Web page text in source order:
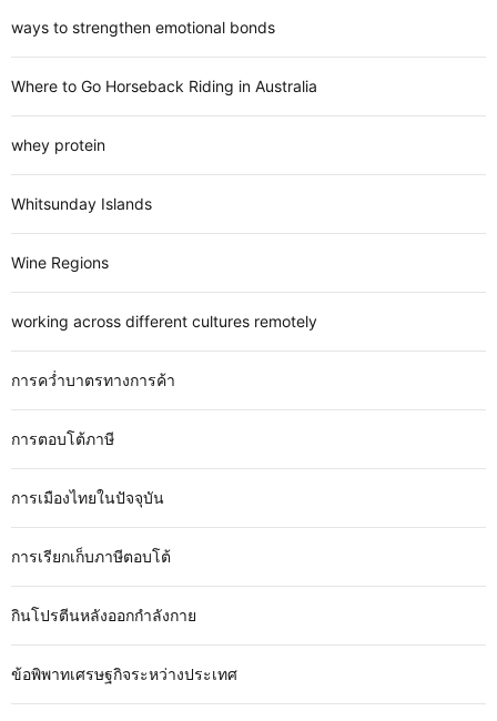
ways to strengthen emotional bonds
Where to Go Horseback Riding in Australia
whey protein
Whitsunday Islands
Wine Regions
working across different cultures remotely
การคว่ำบาตรทางการค้า
การตอบโต้ภาษี
การเมืองไทยในปัจจุบัน
การเรียกเก็บภาษีตอบโต้
กินโปรตีนหลังออกกำลังกาย
ข้อพิพาทเศรษฐกิจระหว่างประเทศ